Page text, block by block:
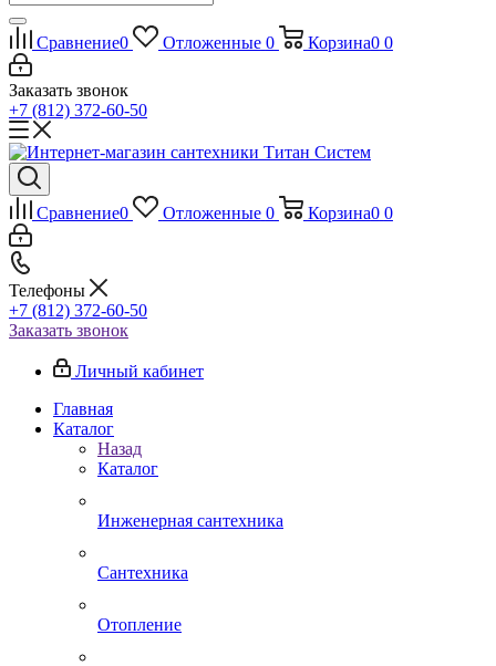
Сравнение0 Отложенные 0 Корзина0 0
Заказать звонок
+7 (812) 372-60-50
Сравнение0 Отложенные 0 Корзина0 0
Телефоны
+7 (812) 372-60-50
Заказать звонок
Личный кабинет
Главная
Каталог
Назад
Каталог
Инженерная сантехника
Сантехника
Отопление